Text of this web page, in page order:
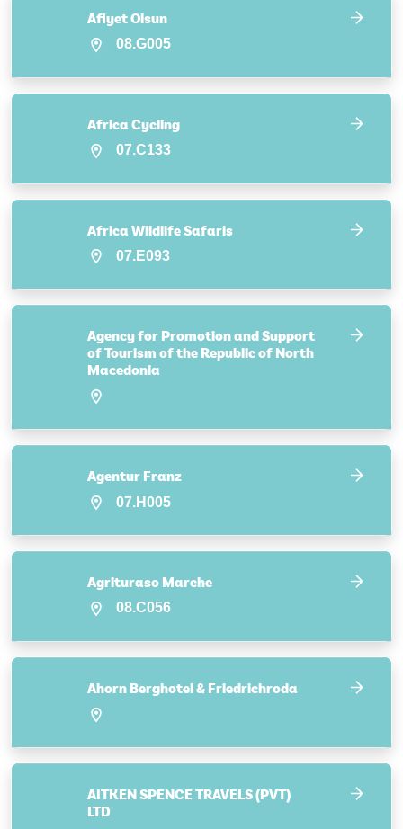
Afiyet Olsun
08.G005
Africa Cycling
07.C133
Africa Wildlife Safaris
07.E093
Agency for Promotion and Support
of Tourism of the Republic of North
Macedonia
Agentur Franz
07.H005
Agrituraso Marche
08.C056
Ahorn Berghotel & Friedrichroda
AITKEN SPENCE TRAVELS (PVT)
LTD